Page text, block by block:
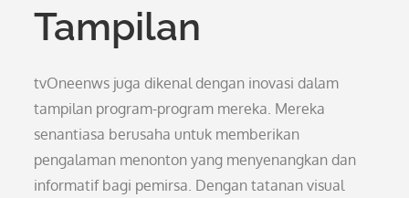
Tampilan
tvOneenws juga dikenal dengan inovasi dalam
tampilan program-program mereka. Mereka
senantiasa berusaha untuk memberikan
pengalaman menonton yang menyenangkan dan
informatif bagi pemirsa. Dengan tatanan visual